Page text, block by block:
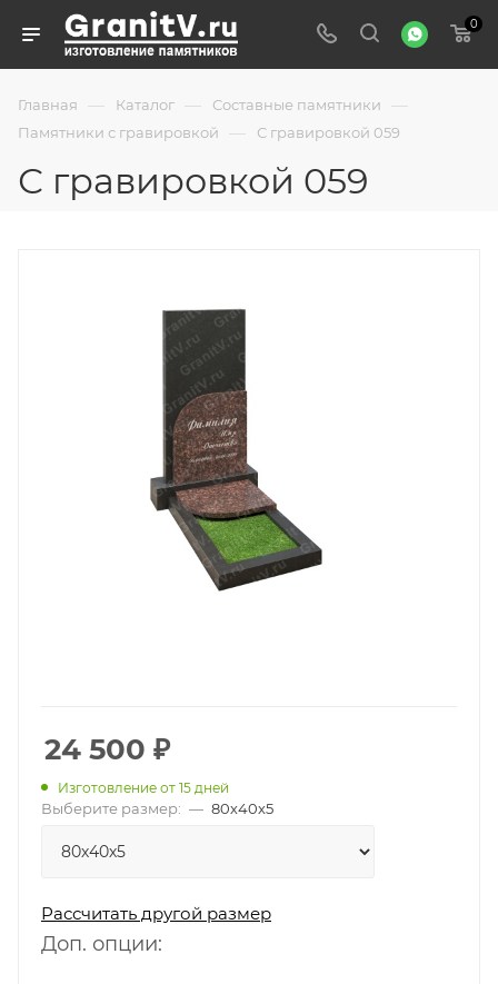
0
Главная — Каталог — Составные памятники —
Памятники с гравировкой — С гравировкой 059
С гравировкой 059
24 500 ₽
Изготовление от 15 дней
Выберите размер: — 80х40х5
Рассчитать другой размер
Доп. опции: